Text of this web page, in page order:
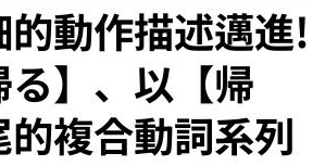
的動作描述邁進!
る】、以【帰
複合動詞系列